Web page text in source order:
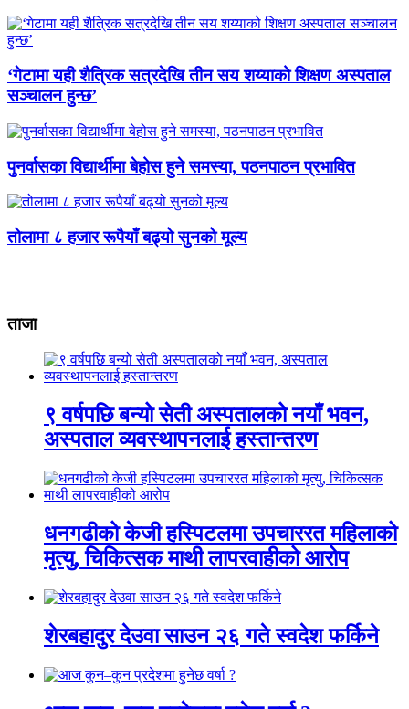
‘गेटामा यही शैत्रिक सत्रदेखि तीन सय शय्याको शिक्षण अस्पताल
सञ्चालन हुन्छ’
पुनर्वासका विद्यार्थीमा बेहोस हुने समस्या, पठनपाठन प्रभावित
तोलामा ८ हजार रूपैयाँ बढ्यो सुनको मूल्य
ताजा
९ वर्षपछि बन्यो सेती अस्पतालको नयाँ भवन,
अस्पताल व्यवस्थापनलाई हस्तान्तरण
धनगढीको केजी हस्पिटलमा उपचाररत महिलाको
मृत्यु, चिकित्सक माथी लापरवाहीको आरोप
शेरबहादुर देउवा साउन २६ गते स्वदेश फर्किने